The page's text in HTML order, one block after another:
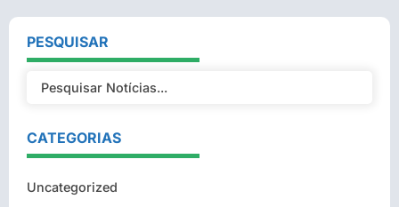
PESQUISAR
CATEGORIAS
Uncategorized